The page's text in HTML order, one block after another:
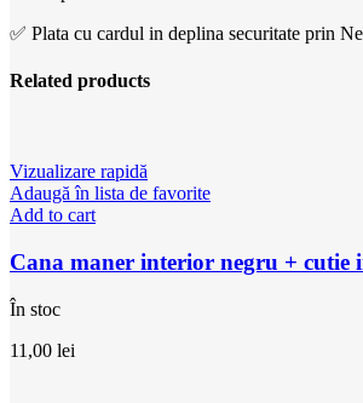
✅ Plata cu cardul in deplina securitate prin
Related products
Vizualizare rapidă
Adaugă în lista de favorite
Add to cart
Cana maner interior negru + cutie
În stoc
11,00 lei